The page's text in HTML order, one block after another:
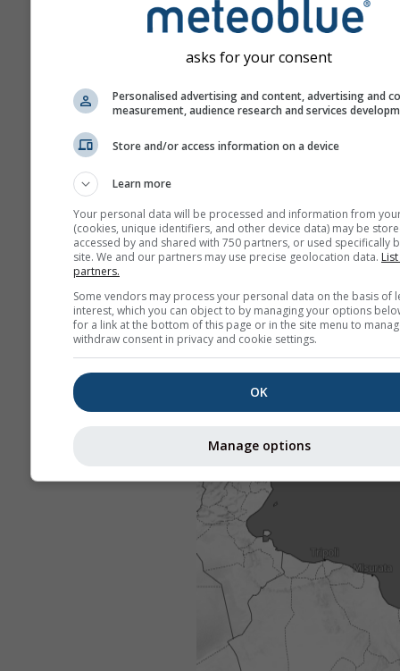
asks for your consent
Personalised advertising and content, advertising and
measurement, audience research and services
Store and/or access information on a device
Learn more
Your personal data will be processed and information from
(cookies, unique identifiers, and other device data) may be
accessed by and shared with 750 partners, or used specifically
site. We and our partners may use precise geolocation data.
partners.
Some vendors may process your personal data on the basis of
interest, which you can object to by managing your options
for a link at the bottom of this page or in the site menu to
withdraw consent in privacy and cookie settings.
OK
Manage options